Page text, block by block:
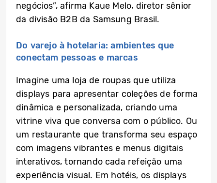
negócios”, afirma Kaue Melo, diretor sênior
da divisão B2B da Samsung Brasil.
Do varejo à hotelaria: ambientes que
conectam pessoas e marcas
Imagine uma loja de roupas que utiliza
displays para apresentar coleções de forma
dinâmica e personalizada, criando uma
vitrine viva que conversa com o público. Ou
um restaurante que transforma seu espaço
com imagens vibrantes e menus digitais
interativos, tornando cada refeição uma
experiência visual. Em hotéis, os displays